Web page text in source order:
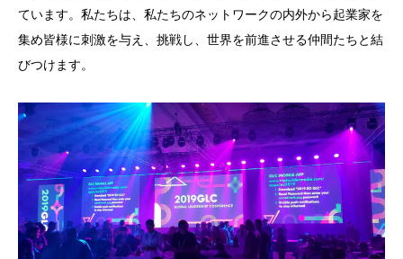
ています。私たちは、私たちのネットワークの内外から起業家を
集め皆様に刺激を与え、挑戦し、世界を前進させる仲間たちと結
びつけます。